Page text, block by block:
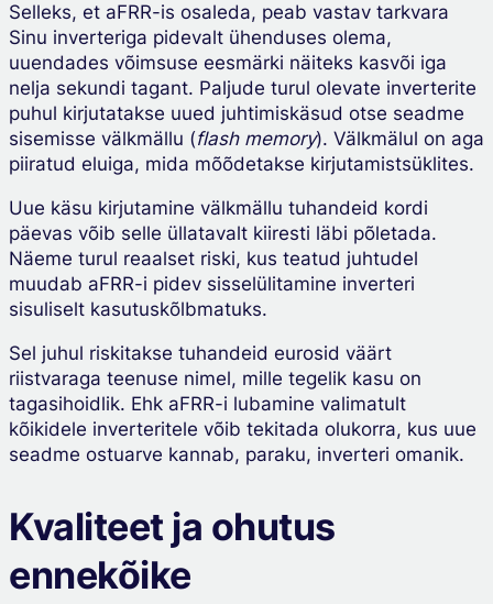
Selleks, et aFRR-is osaleda, peab vastav tarkvara
Sinu inverteriga pidevalt ühenduses olema,
uuendades võimsuse eesmärki näiteks kasvõi iga
nelja sekundi tagant. Paljude turul olevate inverterite
puhul kirjutatakse uued juhtimiskäsud otse seadme
sisemisse välkmällu (flash memory). Välkmälul on aga
piiratud eluiga, mida mõõdetakse kirjutamistsüklites.
Uue käsu kirjutamine välkmällu tuhandeid kordi
päevas võib selle üllatavalt kiiresti läbi põletada.
Näeme turul reaalset riski, kus teatud juhtudel
muudab aFRR-i pidev sisselülitamine inverteri
sisuliselt kasutuskõlbmatuks.
Sel juhul riskitakse tuhandeid eurosid väärt
riistvaraga teenuse nimel, mille tegelik kasu on
tagasihoidlik. Ehk aFRR-i lubamine valimatult
kõikidele inverteritele võib tekitada olukorra, kus uue
seadme ostuarve kannab, paraku, inverteri omanik.
Kvaliteet ja ohutus
ennekõike